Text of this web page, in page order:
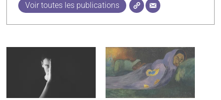
Voir toutes les publications